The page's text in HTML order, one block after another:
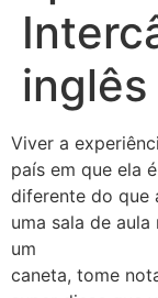
inglês
Viver a
país em que ela
diferente do que
uma sala de
um
caneta, tome